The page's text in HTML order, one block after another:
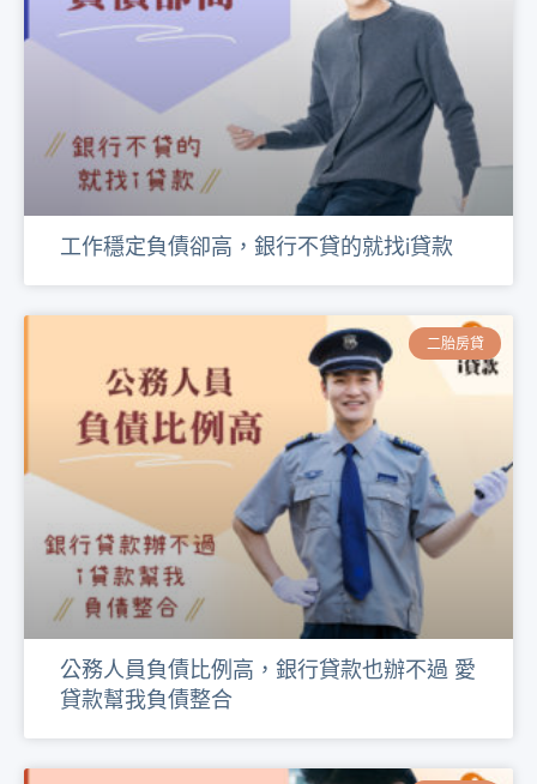
工作穩定負債卻高，銀行不貸的就找i貸款
二胎房貸
公務人員負債比例高，銀行貸款也辦不過 愛
貸款幫我負債整合